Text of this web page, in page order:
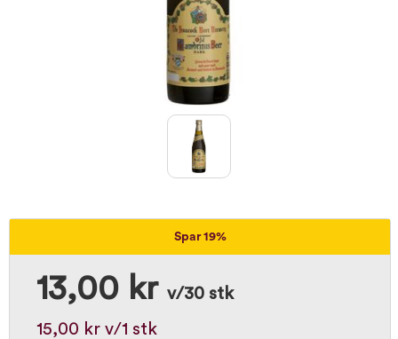
Spar 19%
13,00 kr v/30 stk
15,00 kr v/1 stk